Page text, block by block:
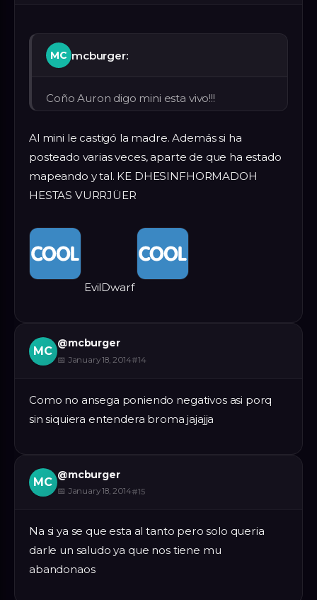
MC mcburger:
Coño Auron digo mini esta vivo!!!
Al mini le castigó la madre. Además si ha
posteado varias veces, aparte de que ha estado
mapeando y tal. KE DHESINFHORMADOH
HESTAS VURRJÜER
EvilDwarf
MC
@mcburger
📅 January 18, 2014#14
Como no ansega poniendo negativos asi porq
sin siquiera entendera broma jajajja
MC
@mcburger
📅 January 18, 2014#15
Na si ya se que esta al tanto pero solo queria
darle un saludo ya que nos tiene mu
abandonaos